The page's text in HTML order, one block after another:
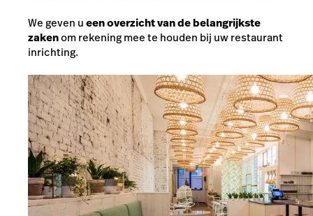
We geven ueen overzicht van de belangrijkste
zakenom rekening mee te houden bij uw restaurant
inrichting.